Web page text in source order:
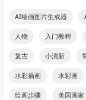
AI绘画图片生成器
人物 入门教程
复古 小清新
水彩插画 水彩画
绘画步骤 美国画家